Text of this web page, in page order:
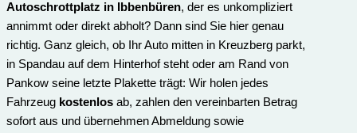
Autoschrottplatz in Ibbenbüren, der es unkompliziert
annimmt oder direkt abholt? Dann sind Sie hier genau
richtig. Ganz gleich, ob Ihr Auto mitten in Kreuzberg parkt,
in Spandau auf dem Hinterhof steht oder am Rand von
Pankow seine letzte Plakette trägt: Wir holen jedes
Fahrzeug kostenlos ab, zahlen den vereinbarten Betrag
sofort aus und übernehmen Abmeldung sowie